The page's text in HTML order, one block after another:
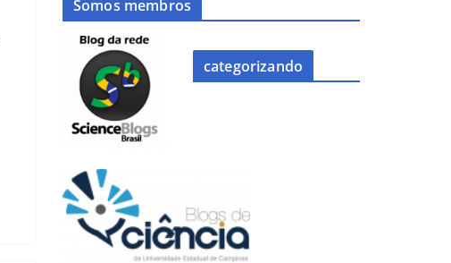
Somos membros
categorizando